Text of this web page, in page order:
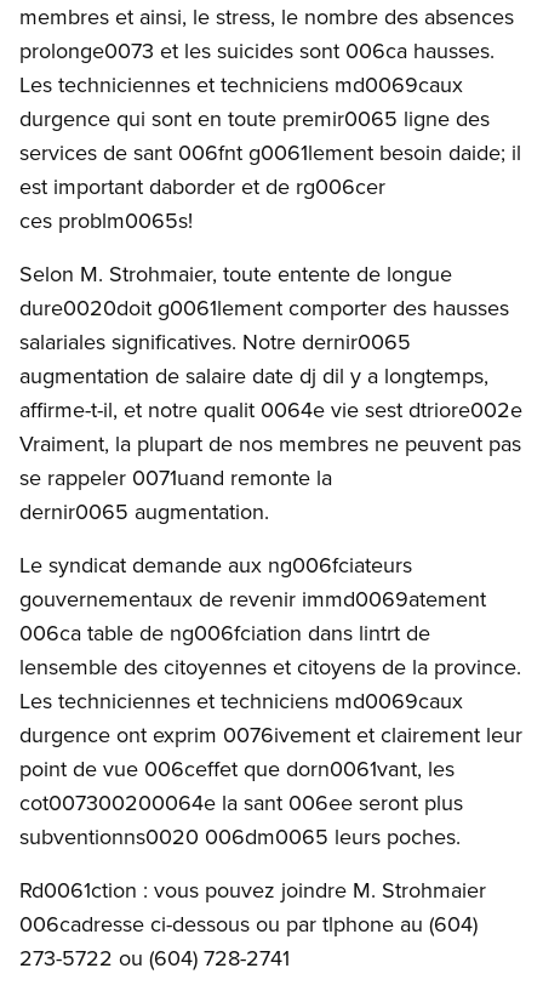
membres et ainsi, le stress, le nombre des absences
prolonge0073 et les suicides sont 006ca hausses.
Les techniciennes et techniciens md0069caux
durgence qui sont en toute premir0065 ligne des
services de sant 006fnt g0061lement besoin daide; il
est important daborder et de rg006cer
ces problm0065s!
Selon M. Strohmaier, toute entente de longue
dure0020doit g0061lement comporter des hausses
salariales significatives. Notre dernir0065
augmentation de salaire date dj dil y a longtemps,
affirme-t-il, et notre qualit 0064e vie sest dtriore002e
Vraiment, la plupart de nos membres ne peuvent pas
se rappeler 0071uand remonte la
dernir0065 augmentation.
Le syndicat demande aux ng006fciateurs
gouvernementaux de revenir immd0069atement
006ca table de ng006fciation dans lintrt de
lensemble des citoyennes et citoyens de la province.
Les techniciennes et techniciens md0069caux
durgence ont exprim 0076ivement et clairement leur
point de vue 006ceffet que dorn0061vant, les
cot007300200064e la sant 006ee seront plus
subventionns0020 006dm0065 leurs poches.
Rd0061ction : vous pouvez joindre M. Strohmaier
006cadresse ci-dessous ou par tlphone au (604)
273-5722 ou (604) 728-2741